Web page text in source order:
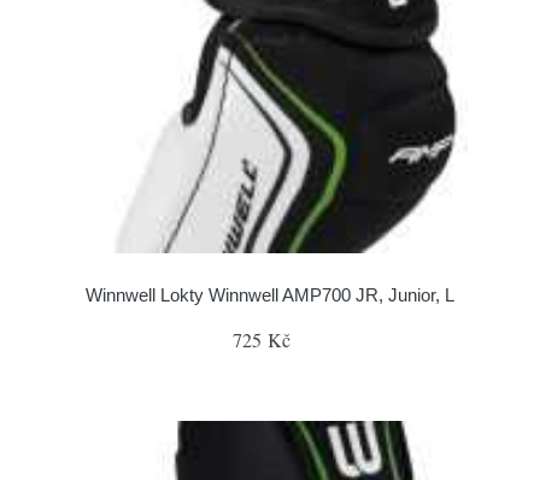
Winnwell Lokty Winnwell AMP700 JR, Junior, L
725 Kč